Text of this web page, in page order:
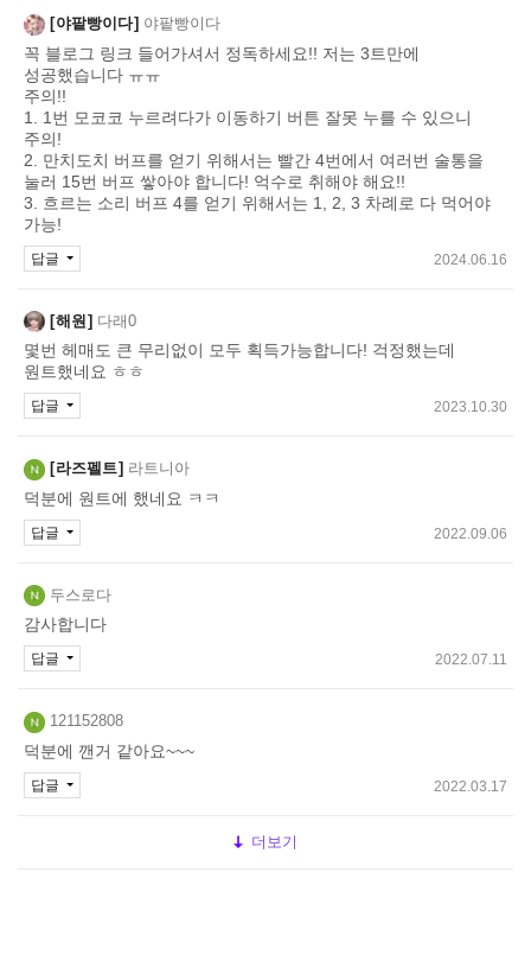
쓰
기
야팥빵이다 야팥빵이다
꼭 블로그 링크 들어가셔서 정독하세요!! 저는 3트만에
성공했습니다 ㅠㅠ
주의!!
1. 1번 모코코 누르려다가 이동하기 버튼 잘못 누를 수 있으니
주의!
2. 만치도치 버프를 얻기 위해서는 빨간 4번에서 여러번 술통을
눌러 15번 버프 쌓아야 합니다! 억수로 취해야 해요!!
3. 흐르는 소리 버프 4를 얻기 위해서는 1, 2, 3 차례로 다 먹어야
가능!
2024.06.16
답글
해원 다래0
몇번 헤매도 큰 무리없이 모두 획득가능합니다! 걱정했는데
원트했네요 ㅎㅎ
2023.10.30
답글
라즈펠트 라트니아
덕분에 원트에 했네요 ㅋㅋ
2022.09.06
답글
두스로다
감사합니다
2022.07.11
답글
121152808
덕분에 깬거 같아요~~~
2022.03.17
답글
더보기